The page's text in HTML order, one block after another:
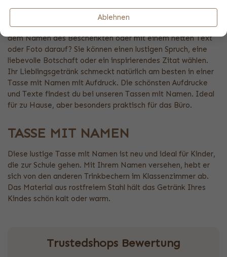
Vielleicht möchten Sie jemandem ein persönliches
Dankeschön schenken. Wie wäre es mit einer Tasse mit
dem Namen des Beschenkten oder mit einem netten Text
oder Foto darauf? Sie können einen lustigen Spruch, eine
liebevolle Botschaft oder ein inspirierendes Zitat wählen.
Ihr Lieblingsgetränk schmeckt natürlich am besten in einer
Tasse mit Namen mit Aufdruck. Die schönsten Aufdrucke
und Texte findest du bei unseren Tassen mit Namen. Ideal
für zu Hause, aber besonders praktisch für das Büro.
TASSE MIT NAMEN
Diese lustige Tasse mit Namen ist neu und ideal für Kinder,
die zur Schule gehen. Mit Ihrem Namen versehen, hebt er
sich von den anderen Trinkbechern im Klassenzimmer ab.
Das Material aus rostfreiem Stahl hält das Getränk Ihres
Kindes schön kalt oder warm.
Trustedshops Bewertung
Ablehnen